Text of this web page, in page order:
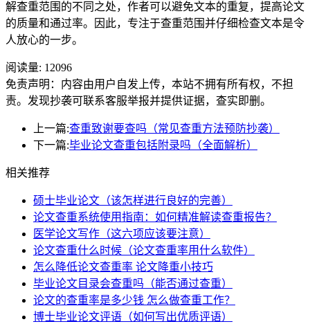
解查重范围的不同之处，作者可以避免文本的重复，提高论文
的质量和通过率。因此，专注于查重范围并仔细检查文本是令
人放心的一步。
阅读量: 12096
免责声明：内容由用户自发上传，本站不拥有所有权，不担
责。发现抄袭可联系客服举报并提供证据，查实即删。
上一篇:查重致谢要查吗（常见查重方法预防抄袭）
下一篇:毕业论文查重包括附录吗（全面解析）
相关推荐
硕士毕业论文（该怎样进行良好的完善）
论文查重系统使用指南：如何精准解读查重报告？
医学论文写作（这六项应该要注意）
论文查重什么时候（论文查重率用什么软件）
怎么降低论文查重率 论文降重小技巧
毕业论文目录会查重吗（能否通过查重）
论文的查重率是多少钱 怎么做查重工作？
博士毕业论文评语（如何写出优质评语）